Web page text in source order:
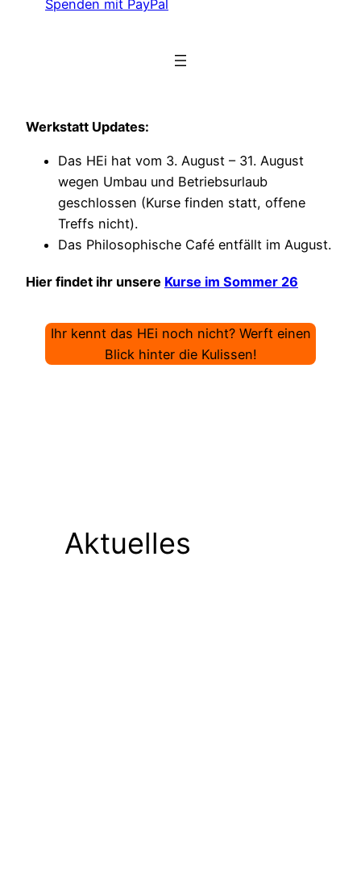
Spenden mit PayPal
Werkstatt Updates:
Das HEi hat vom 3. August – 31. August
wegen Umbau und Betriebsurlaub
geschlossen (Kurse finden statt, offene
Treffs nicht).
Das Philosophische Café entfällt im August.
Hier findet ihr unsere Kurse im Sommer 26
Ihr kennt das HEi noch nicht? Werft einen
Blick hinter die Kulissen!
Aktuelles